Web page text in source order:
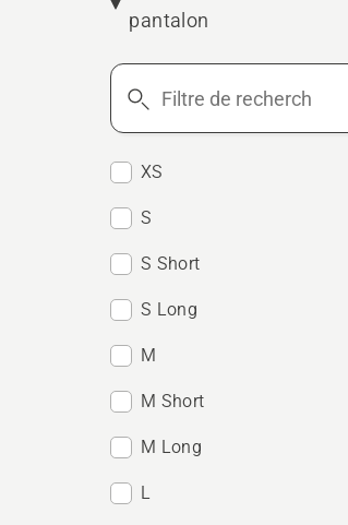
pantalon
Filtre
XS
S
S Short
S Long
M
M Short
M Long
L